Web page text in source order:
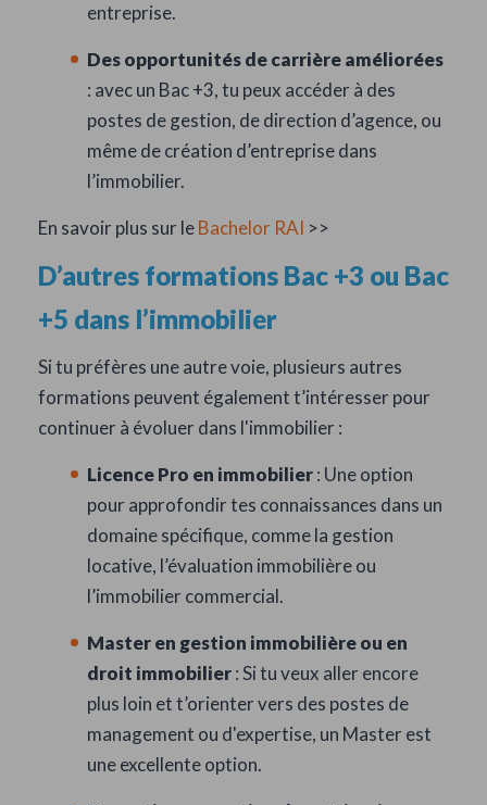
entreprise.
Des opportunités de carrière améliorées
: avec un Bac +3, tu peux accéder à des
postes de gestion, de direction d’agence, ou
même de création d’entreprise dans
l’immobilier.
En savoir plus sur leBachelor RAI >>
D’autres formations Bac +3 ou Bac
+5 dans l’immobilier
Si tu préfères une autre voie, plusieurs autres
formations peuvent également t’intéresser pour
continuer à évoluer dans l'immobilier :
Licence Pro en immobilier: Une option
pour approfondir tes connaissances dans un
domaine spécifique, comme la gestion
locative, l’évaluation immobilière ou
l’immobilier commercial.
Master en gestion immobilière ou en
droit immobilier: Si tu veux aller encore
plus loin et t’orienter vers des postes de
management ou d'expertise, un Master est
une excellente option.